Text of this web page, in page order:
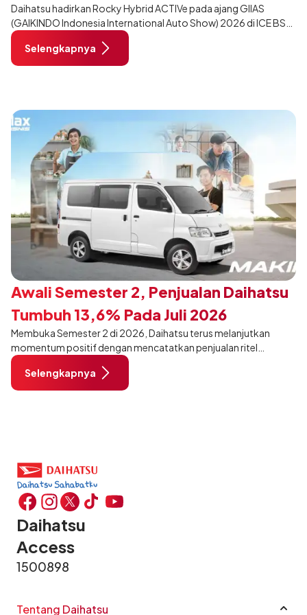
Daihatsu hadirkan Rocky Hybrid ACTIVe pada ajang GIIAS
(GAIKINDO Indonesia International Auto Show) 2026 di ICE BSD
City, Tangerang. Terdapat 2 unit Rocky Hybrid yang
dimodifikasi untuk menghadirkan sarana inspirasi bagi
pengunjung mendukung gaya hidup yang aktif.
Selengkapnya
Awali Semester 2, Penjualan Daihatsu
Tumbuh 13,6% Pada Juli 2026
Membuka Semester 2 di 2026, Daihatsu terus melanjutkan
momentum positif dengan mencatatkan penjualan ritel
sebanyak 12.750 unit pada Juli 2026. Capaian tersebut tumbuh
13,6% dibandingkan periode yang sama tahun lalu sebanyak
11.220 unit, dan tetap stabil dibandingkan bulan Juni 2026 lalu.
Selengkapnya
Daihatsu
Access
1500898
Tentang Daihatsu